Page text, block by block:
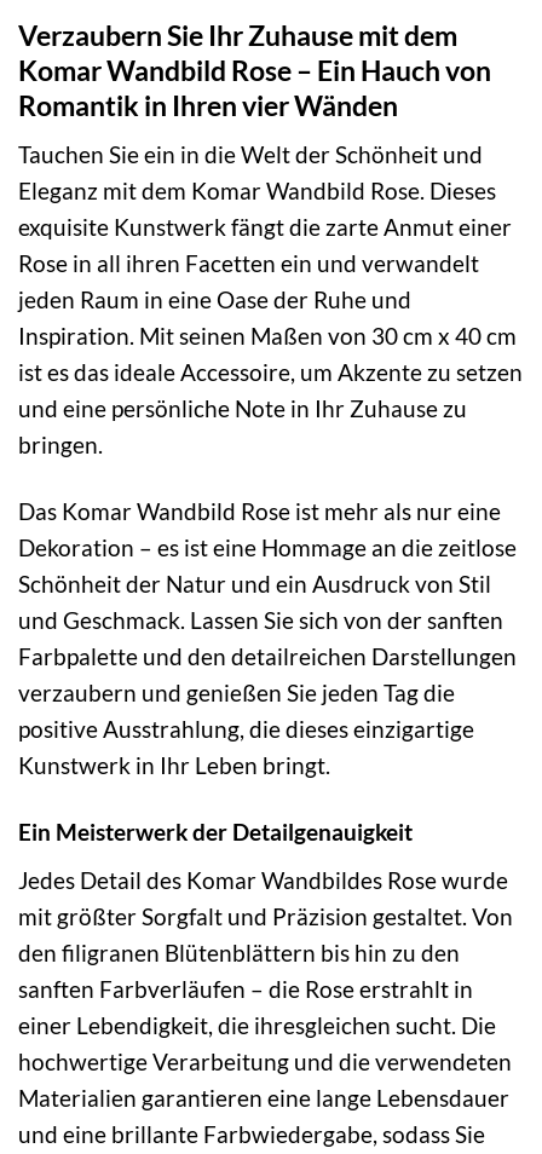
Verzaubern Sie Ihr Zuhause mit dem
Komar Wandbild Rose – Ein Hauch von
Romantik in Ihren vier Wänden
Tauchen Sie ein in die Welt der Schönheit und
Eleganz mit dem Komar Wandbild Rose. Dieses
exquisite Kunstwerk fängt die zarte Anmut einer
Rose in all ihren Facetten ein und verwandelt
jeden Raum in eine Oase der Ruhe und
Inspiration. Mit seinen Maßen von 30 cm x 40 cm
ist es das ideale Accessoire, um Akzente zu setzen
und eine persönliche Note in Ihr Zuhause zu
bringen.
Das Komar Wandbild Rose ist mehr als nur eine
Dekoration – es ist eine Hommage an die zeitlose
Schönheit der Natur und ein Ausdruck von Stil
und Geschmack. Lassen Sie sich von der sanften
Farbpalette und den detailreichen Darstellungen
verzaubern und genießen Sie jeden Tag die
positive Ausstrahlung, die dieses einzigartige
Kunstwerk in Ihr Leben bringt.
Ein Meisterwerk der Detailgenauigkeit
Jedes Detail des Komar Wandbildes Rose wurde
mit größter Sorgfalt und Präzision gestaltet. Von
den filigranen Blütenblättern bis hin zu den
sanften Farbverläufen – die Rose erstrahlt in
einer Lebendigkeit, die ihresgleichen sucht. Die
hochwertige Verarbeitung und die verwendeten
Materialien garantieren eine lange Lebensdauer
und eine brillante Farbwiedergabe, sodass Sie